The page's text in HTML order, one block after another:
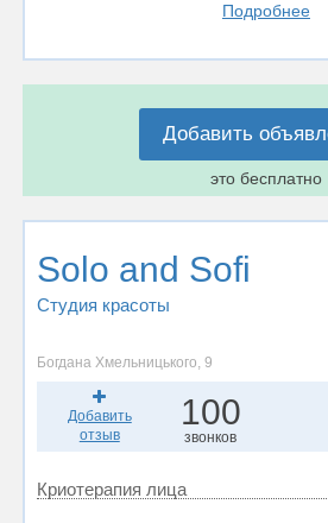
Подробнее
Добавить
это бесплатно
Solo and Sofi
Студия красоты
Богдана Хмельницького, 9
Добавить
отзыв
100
звонков
Криотерапия лица